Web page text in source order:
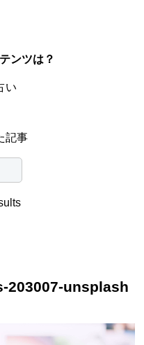
ンツは？
い
記事
203007-unsplash